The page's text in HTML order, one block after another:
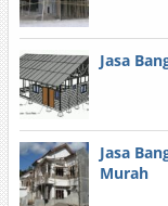
Jasa
Jasa
Murah